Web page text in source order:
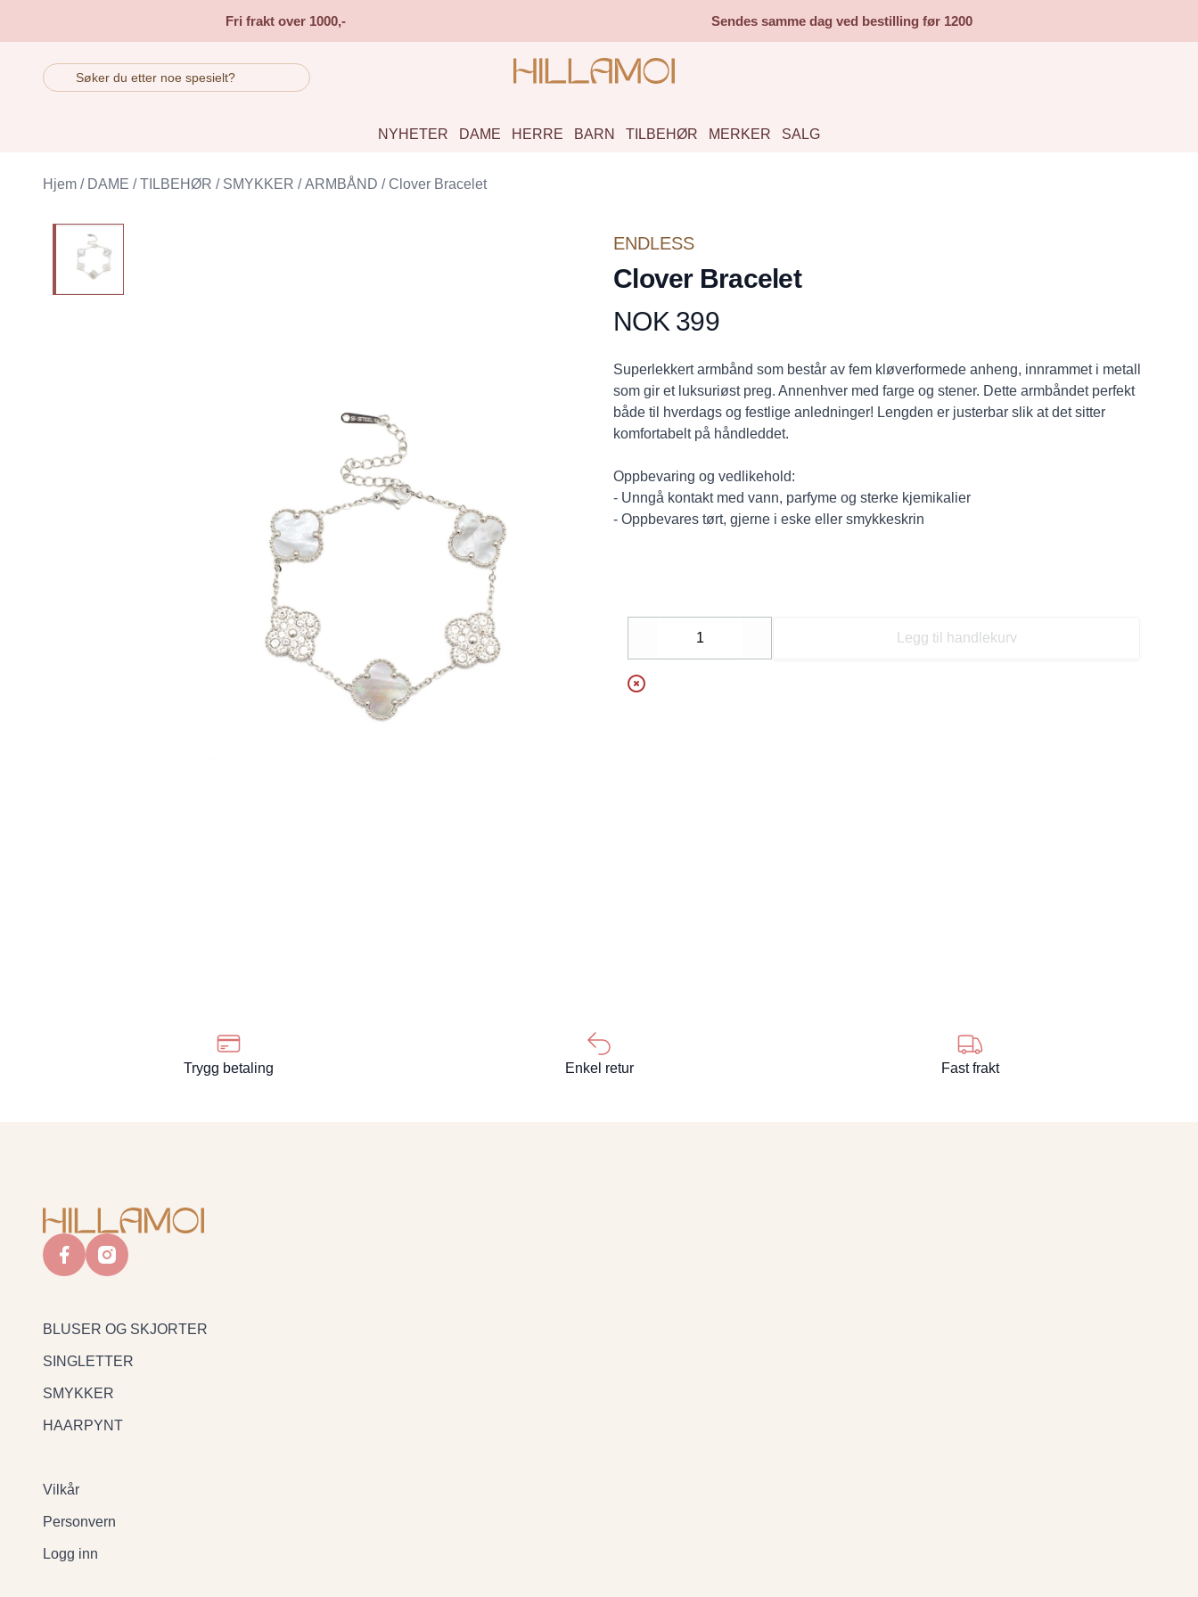
Fri frakt over 1000,- Sendes samme dag ved bestilling før 1200
NYHETER DAME HERRE BARN TILBEHØR MERKER SALG
Hjem / DAME / TILBEHØR / SMYKKER / ARMBÅND / Clover Bracelet
ENDLESS
Clover Bracelet
Produktdetaljer
NOK 399
Description
Superlekkert armbånd som består av fem kløverformede anheng, innrammet i metall
som gir et luksuriøst preg. Annenhver med farge og stener. Dette armbåndet perfekt
både til hverdags og festlige anledninger! Lengden er justerbar slik at det sitter
komfortabelt på håndleddet.
Oppbevaring og vedlikehold:
- Unngå kontakt med vann, parfyme og sterke kjemikalier
- Oppbevares tørt, gjerne i eske eller smykkeskrin
Decrease
Legg til handlekurv
Trygg betaling Enkel retur Fast frakt
facebookinstagram
BLUSER OG SKJORTER
SINGLETTER
SMYKKER
HAARPYNT
Vilkår
Personvern
Logg inn